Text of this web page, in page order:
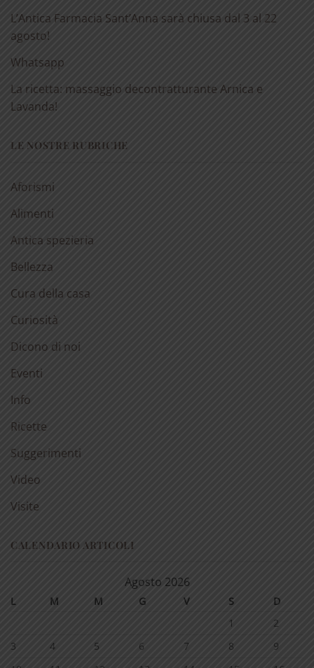
L’Antica Farmacia Sant’Anna sarà chiusa dal 3 al 22
agosto!
Whatsapp
La ricetta: massaggio decontratturante Arnica e
Lavanda!
LE NOSTRE RUBRICHE
Aforismi
Alimenti
Antica spezieria
Bellezza
Cura della casa
Curiosità
Dicono di noi
Eventi
Info
Ricette
Suggerimenti
Video
Visite
CALENDARIO ARTICOLI
Agosto 2026
L M M G V S
D
1
2
3
4 5 6 7 8
9